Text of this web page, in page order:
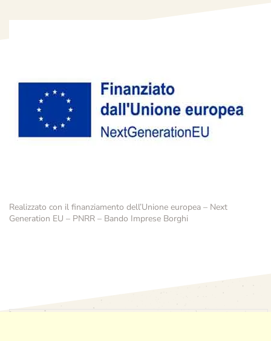
Realizzato con il finanziamento dell’Unione europea – Next
Generation EU – PNRR – Bando Imprese Borghi